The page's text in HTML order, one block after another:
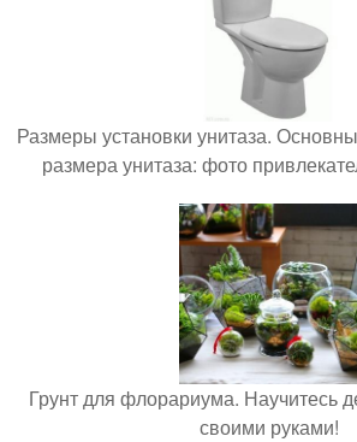
Размеры установки унитаза.
размера унитаза: фото
Грунт для флорариума. Научитесь
своими руками!